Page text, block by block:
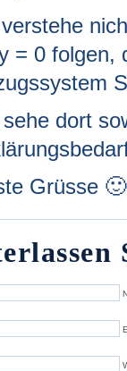
= 0
dort
Grüsse 🙂